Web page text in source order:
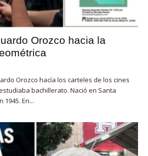
Orozco hacia la
Orozco hacía los carteles de los cines
bachillerato. Nació en Santa
En...